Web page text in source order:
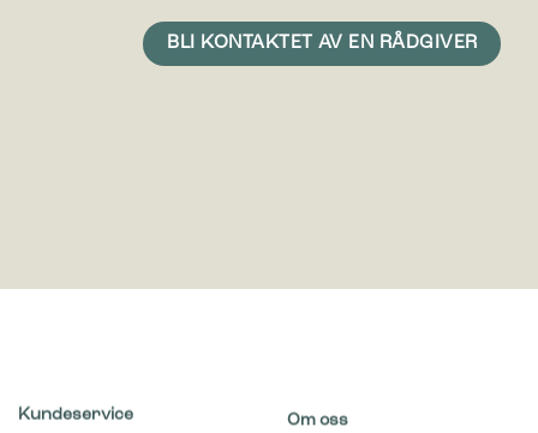
Kundeservice
Om oss